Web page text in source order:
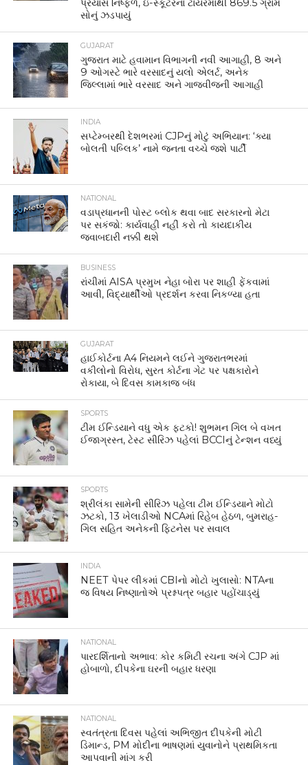
પ્રયાસ નિષ્ફળ, ઇ-સ્કૂટરના ટાયરમાંથી 869.5 ગ્રામ
સોનું ઝડપાયું
GUJARAT
ગુજરાત માટે હવામાન વિભાગની નવી આગાહી, 8 અને
9 ઓગસ્ટે ભારે વરસાદનું યલો એલર્ટ, અનેક
જિલ્લામાં ભારે વરસાદ અને ગાજવીજની આગાહી
INDIA
સપ્ટેમ્બરથી દેશભરમાં CJPનું મોટું અભિયાન: ‘ક્યા
બોલતી પબ્લિક’ નામે જનતા વચ્ચે જશે પાર્ટી
NATIONAL
વડાપ્રધાનની પોસ્ટ બ્લોક થવા બાદ સરકારનો મેટા
પર સકંજો: કાર્યવાહી નહીં કરો તો કાયદાકીય
જવાબદારી નક્કી થશે
BUSINESS
રાંચીમાં AISA પ્રમુખ નેહા બોરા પર શાહી ફેંકવામાં
આવી, વિદ્યાર્થીઓ પ્રદર્શન કરવા નિકળ્યા હતા
GUJARAT
હાઈકોર્ટના A4 નિયમને લઈને ગુજરાતભરમાં
વકીલોનો વિરોધ, સુરત કોર્ટના ગેટ પર પક્ષકારોને
રોકાયા, બે દિવસ કામકાજ બંધ
SPORTS
ટીમ ઈન્ડિયાને વધુ એક ફટકો! શુભમન ગિલ બે વખત
ઈજાગ્રસ્ત, ટેસ્ટ સીરિઝ પહેલાં BCCIનું ટેન્શન વધ્યું
SPORTS
શ્રીલંકા સામેની સીરિઝ પહેલા ટીમ ઈન્ડિયાને મોટો
ઝટકો, 13 ખેલાડીઓ NCAમાં રિહેબ હેઠળ, બુમરાહ-
ગિલ સહિત અનેકની ફિટનેસ પર સવાલ
INDIA
NEET પેપર લીકમાં CBIનો મોટો ખુલાસો: NTAના
જ વિષય નિષ્ણાતોએ પ્રશ્નપત્ર બહાર પહોંચાડ્યું
NATIONAL
પારદર્શિતાનો અભાવ: કોર કમિટી રચના અંગે CJP માં
હોબાળો, દીપકેના ઘરની બહાર ધરણા
NATIONAL
સ્વતંત્રતા દિવસ પહેલાં અભિજીત દીપકેની મોટી
ડિમાન્ડ, PM મોદીના ભાષણમાં યુવાનોને પ્રાથમિકતા
આપવાની માંગ કરી